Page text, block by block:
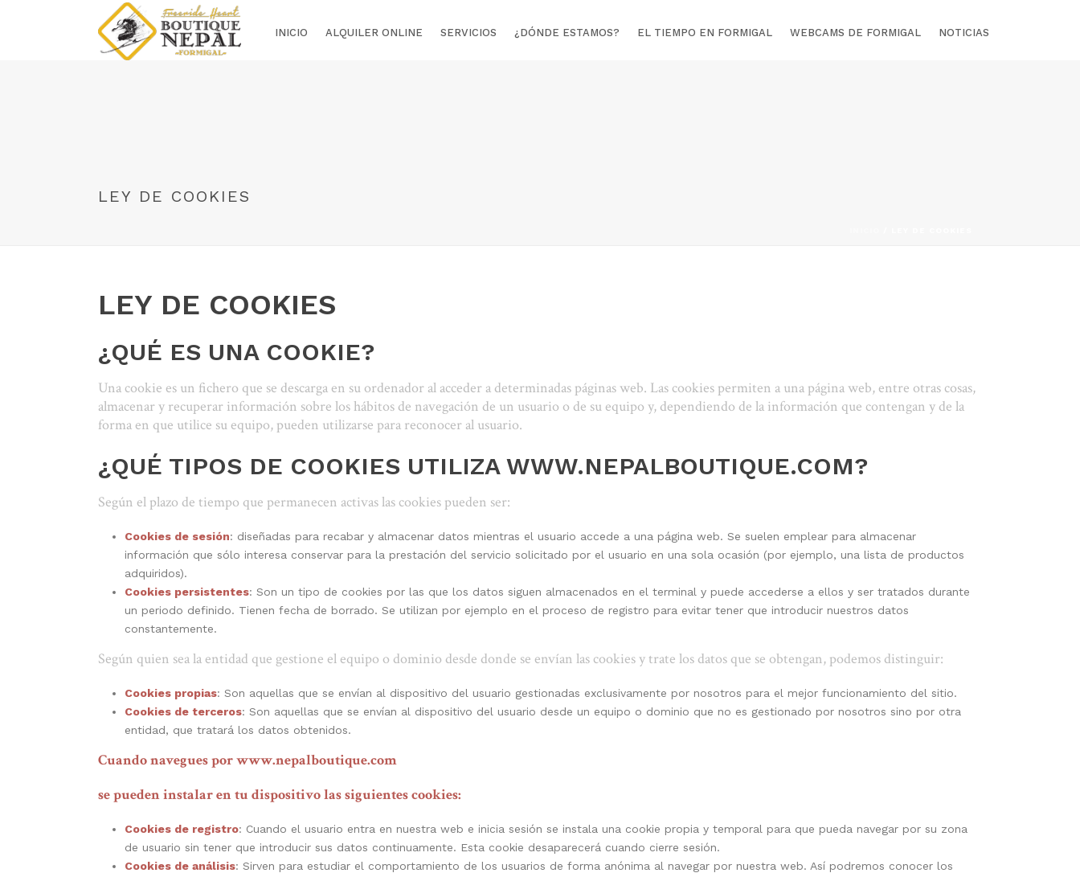
INICIO ALQUILER ONLINE SERVICIOS ¿DÓNDE ESTAMOS? EL TIEMPO EN FORMIGAL WEBCAMS DE FORMIGAL NOTICIAS
LEY DE COOKIES
LEY DE COOKIES
¿QUÉ ES UNA COOKIE?
Una cookie es un fichero que se descarga en su ordenador al acceder a determinadas páginas web. Las cookies permiten a una página web, entre otras cosas,
almacenar y recuperar información sobre los hábitos de navegación de un usuario o de su equipo y, dependiendo de la información que contengan y de la
forma en que utilice su equipo, pueden utilizarse para reconocer al usuario.
¿QUÉ TIPOS DE COOKIES UTILIZA WWW.NEPALBOUTIQUE.COM?
Según el plazo de tiempo que permanecen activas las cookies pueden ser:
Cookies de sesión: diseñadas para recabar y almacenar datos mientras el usuario accede a una página web. Se suelen emplear para almacenar
información que sólo interesa conservar para la prestación del servicio solicitado por el usuario en una sola ocasión (por ejemplo, una lista de productos
adquiridos).
Cookies persistentes: Son un tipo de cookies por las que los datos siguen almacenados en el terminal y puede accederse a ellos y ser tratados durante
un periodo definido. Tienen fecha de borrado. Se utilizan por ejemplo en el proceso de registro para evitar tener que introducir nuestros datos
constantemente.
Según quien sea la entidad que gestione el equipo o dominio desde donde se envían las cookies y trate los datos que se obtengan, podemos distinguir:
Cookies propias: Son aquellas que se envían al dispositivo del usuario gestionadas exclusivamente por nosotros para el mejor funcionamiento del sitio.
Cookies de terceros: Son aquellas que se envían al dispositivo del usuario desde un equipo o dominio que no es gestionado por nosotros sino por otra
entidad, que tratará los datos obtenidos.
Cuando navegues por www.nepalboutique.com
se pueden instalar en tu dispositivo las siguientes cookies:
Cookies de registro: Cuando el usuario entra en nuestra web e inicia sesión se instala una cookie propia y temporal para que pueda navegar por su zona
de usuario sin tener que introducir sus datos continuamente. Esta cookie desaparecerá cuando cierre sesión.
Cookies de análisis: Sirven para estudiar el comportamiento de los usuarios de forma anónima al navegar por nuestra web. Así podremos conocer los